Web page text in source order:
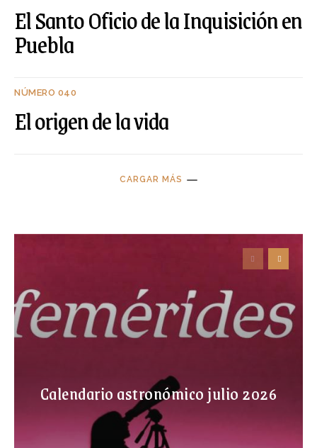
Calendario astronómico julio 2026
El Santo Oficio de la Inquisición en
Puebla
NÚMERO 040
El origen de la vida
CARGAR MÁS